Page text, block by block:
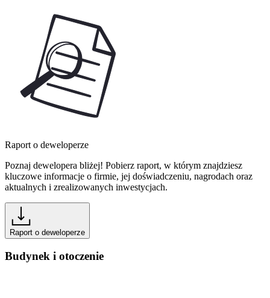
Raport o deweloperze
Poznaj dewelopera bliżej! Pobierz raport, w którym znajdziesz
kluczowe informacje o firmie, jej doświadczeniu, nagrodach oraz
aktualnych i zrealizowanych inwestycjach.
Raport o deweloperze
Budynek i otoczenie